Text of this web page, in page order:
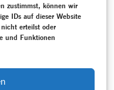
zustimmst, können wir
IDs auf dieser Website
erteilst oder
und Funktionen